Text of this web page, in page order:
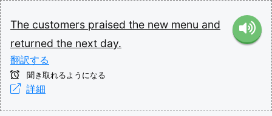
The customers praised the new menu and
returned the next day.
翻訳する
聞き取れるようになる
詳細